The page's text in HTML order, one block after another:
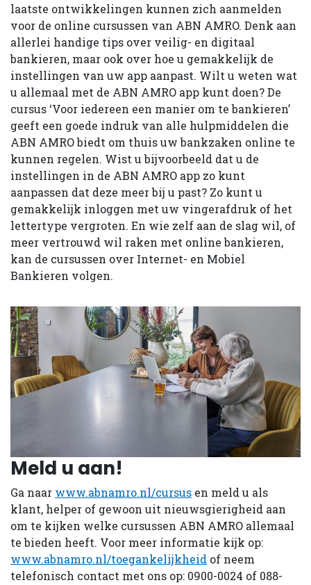
laatste ontwikkelingen kunnen zich aanmelden
voor de online cursussen van ABN AMRO. Denk aan
allerlei handige tips over veilig- en digitaal
bankieren, maar ook over hoe u gemakkelijk de
instellingen van uw app aanpast. Wilt u weten wat
u allemaal met de ABN AMRO app kunt doen? De
cursus ‘Voor iedereen een manier om te bankieren’
geeft een goede indruk van alle hulpmiddelen die
ABN AMRO biedt om thuis uw bankzaken online te
kunnen regelen. Wist u bijvoorbeeld dat u de
instellingen in de ABN AMRO app zo kunt
aanpassen dat deze meer bij u past? Zo kunt u
gemakkelijk inloggen met uw vingerafdruk of het
lettertype vergroten. En wie zelf aan de slag wil, of
meer vertrouwd wil raken met online bankieren,
kan de cursussen over Internet- en Mobiel
Bankieren volgen.
Meld u aan!
Ga naar www.abnamro.nl/cursus en meld u als
klant, helper of gewoon uit nieuwsgierigheid aan
om te kijken welke cursussen ABN AMRO allemaal
te bieden heeft. Voor meer informatie kijk op:
www.abnamro.nl/toegankelijkheid of neem
telefonisch contact met ons op: 0900-0024 of 088-